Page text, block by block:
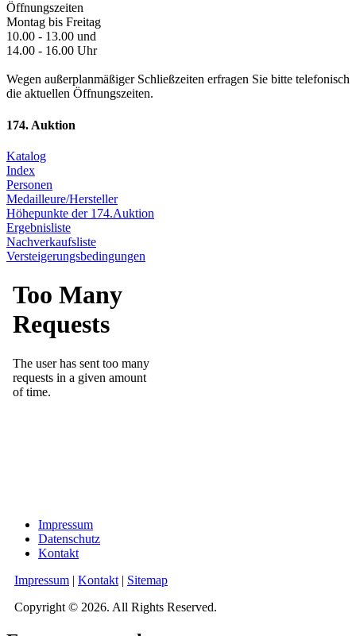
Öffnungszeiten
Montag bis Freitag
10.00 - 13.00 und
14.00 - 16.00 Uhr
Wegen außerplanmäßiger Schließzeiten erfragen Sie bitte telefonisch
die aktuellen Öffnungszeiten.
174. Auktion
Katalog
Index
Personen
Medailleure/Hersteller
Höhepunkte der 174.Auktion
Ergebnisliste
Nachverkaufsliste
Versteigerungsbedingungen
Impressum
Datenschutz
Kontakt
Impressum | Kontakt | Sitemap
Copyright © 2026. All Rights Reserved.